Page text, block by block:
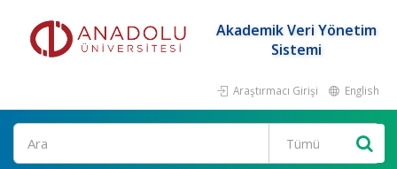
Akademik Veri Yönetim
Sistemi
Araştırmacı Girişi English
Ara